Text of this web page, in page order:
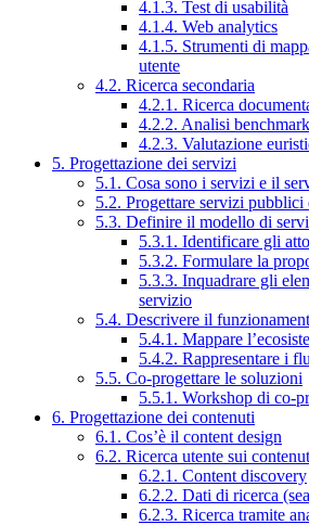
4.1.3. Test di usabilità
4.1.4. Web analytics
4.1.5. Strumenti di
utente
4.2. Ricerca secondaria
4.2.1. Ricerca
4.2.2. Analisi benchmark
4.2.3. Valutazione
5. Progettazione dei servizi
5.1. Cosa sono i servizi e il
5.2. Progettare servizi pubblici
5.3. Definire il modello di
5.3.1. Identificare gli
5.3.2. Formulare la
5.3.3. Inquadrare gli
servizio
5.4. Descrivere il
5.4.1. Mappare
5.4.2. Rappresentare i
5.5. Co-progettare le soluzioni
5.5.1. Workshop di co-
6. Progettazione dei contenuti
6.1. Cos’è il content design
6.2. Ricerca utente sui
6.2.1. Content discovery
6.2.2. Dati di ricerca
6.2.3. Ricerca tramite